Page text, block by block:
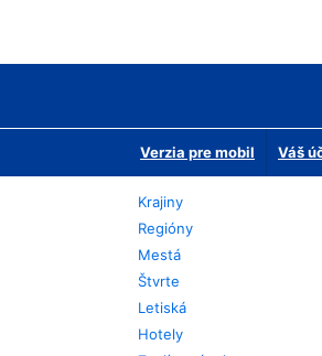
Verzia pre mobil Váš
Krajiny
Regióny
Mestá
Štvrte
Letiská
Hotely